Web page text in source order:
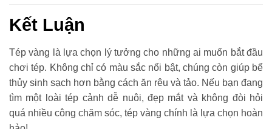
Kết Luận
Tép vàng là lựa chọn lý tưởng cho những ai muốn bắt đầu
chơi tép. Không chỉ có màu sắc nổi bật, chúng còn giúp bể
thủy sinh sạch hơn bằng cách ăn rêu và tảo. Nếu bạn đang
tìm một loài tép cảnh dễ nuôi, đẹp mắt và không đòi hỏi
quá nhiều công chăm sóc, tép vàng chính là lựa chọn hoàn